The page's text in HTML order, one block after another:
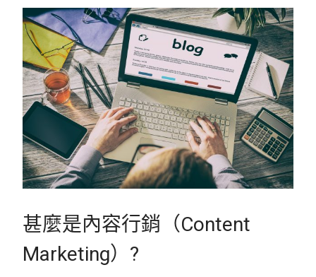
甚麼是內容行銷（Content
Marketing）?